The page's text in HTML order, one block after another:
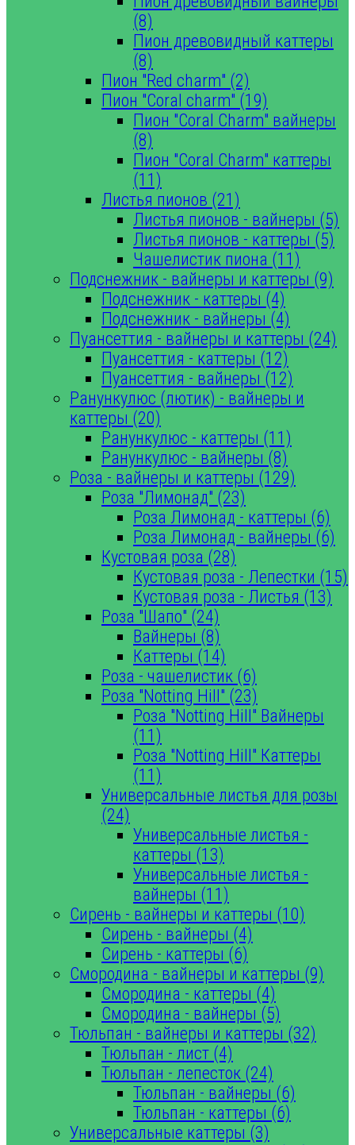
(8)
Пион древовидный каттеры
(8)
Пион "Red charm" (2)
Пион "Coral charm" (19)
Пион "Coral Charm" вайнеры
(8)
Пион "Coral Charm" каттеры
(11)
Листья пионов (21)
Листья пионов - вайнеры (5)
Листья пионов - каттеры (5)
Чашелистик пиона (11)
Подснежник - вайнеры и каттеры (9)
Подснежник - каттеры (4)
Подснежник - вайнеры (4)
Пуансеттия - вайнеры и каттеры (24)
Пуансеттия - каттеры (12)
Пуансеттия - вайнеры (12)
Ранункулюс (лютик) - вайнеры и
каттеры (20)
Ранункулюс - каттеры (11)
Ранункулюс - вайнеры (8)
Роза - вайнеры и каттеры (129)
Роза "Лимонад" (23)
Роза Лимонад - каттеры (6)
Роза Лимонад - вайнеры (6)
Кустовая роза (28)
Кустовая роза - Лепестки (15)
Кустовая роза - Листья (13)
Роза "Шапо" (24)
Вайнеры (8)
Каттеры (14)
Роза - чашелистик (6)
Роза "Notting Hill" (23)
Роза "Notting Hill" Вайнеры
(11)
Роза "Notting Hill" Каттеры
(11)
Универсальные листья для розы
(24)
Универсальные листья -
каттеры (13)
Универсальные листья -
вайнеры (11)
Сирень - вайнеры и каттеры (10)
Сирень - вайнеры (4)
Сирень - каттеры (6)
Смородина - вайнеры и каттеры (9)
Смородина - каттеры (4)
Смородина - вайнеры (5)
Тюльпан - вайнеры и каттеры (32)
Тюльпан - лист (4)
Тюльпан - лепесток (24)
Тюльпан - вайнеры (6)
Тюльпан - каттеры (6)
Универсальные каттеры (3)